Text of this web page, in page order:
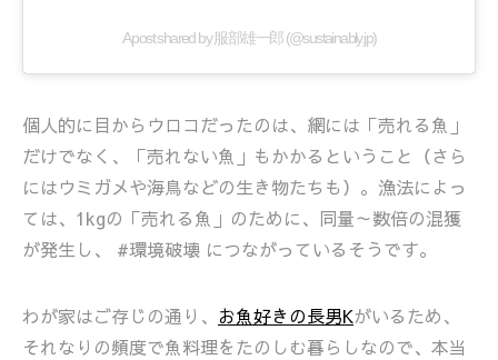
A post shared by 服部雄一郎 (@sustainably.jp)
個人的に目からウロコだったのは、網には「売れる魚」
だけでなく、「売れない魚」もかかるということ（さら
にはウミガメや海鳥などの生き物たちも）。漁法によっ
ては、1kgの「売れる魚」のために、同量～数倍の混獲
が発生し、 #環境破壊 につながっているそうです。
わが家はご存じの通り、 お魚好きの長男Kがいるため、
それなりの頻度で魚料理をたのしむ暮らしなので、本当